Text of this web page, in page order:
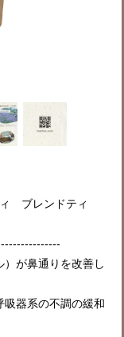
ブレンドティ
が鼻通りを改善し
吸器系の不調の緩和